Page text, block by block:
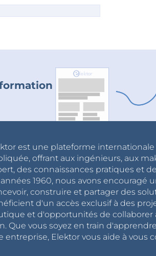
est une plateforme
offrant aux ingénieurs, aux
des connaissances pratiques et
années 1960, nous avons
construire et partager des
d'un accès exclusif à des
et d'opportunités de collaborer
Que vous soyez en train
entreprise, Elektor vous aide à vous